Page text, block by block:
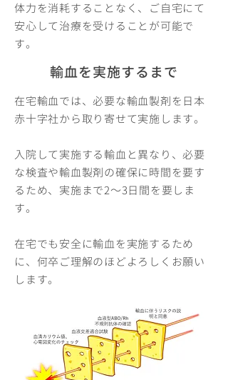
体力を消耗することなく、ご自宅にて
安心して治療を受けることが可能で
す。
輸血を実施するまで
在宅輸血では、必要な輸血製剤を日本
赤十字社から取り寄せて実施します。
​入院して実施する輸血と異なり、必要
な検査や輸血製剤の確保に時間を要す
るため、実施まで2～3日間を要しま
す。
在宅でも安全に輸血を実施するため
に、何卒ご理解のほどよろしくお願い
します。